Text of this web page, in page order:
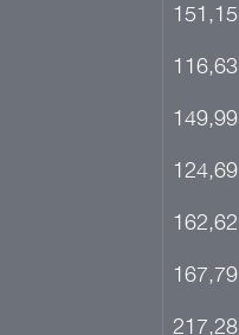
151,15
116,63
149,99
124,69
162,62
167,79
217,28